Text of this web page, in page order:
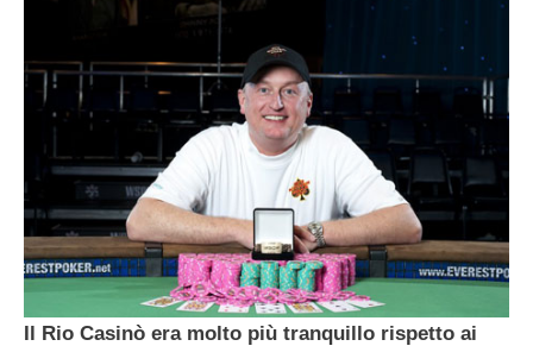
Il Rio Casinò era molto più tranquillo rispetto ai